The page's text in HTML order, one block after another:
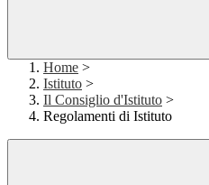
Home >
Istituto >
Il Consiglio d'Istituto >
Regolamenti di Istituto